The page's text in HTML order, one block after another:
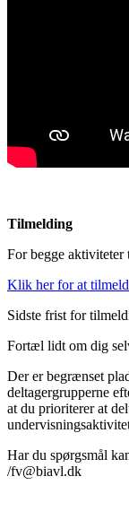
Tilmelding
For begge
Klik her for at
Sidste frist for
Fortæl lidt om dig
Der er begrænset
deltagergrupperne
at du prioriterer at
Har du spørgsmål
/fv@biavl.dk